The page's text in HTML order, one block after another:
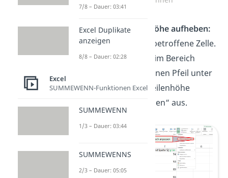
Fixwert der Zeilenhöhe aufheben:
Markiere dafür die betroffene Zelle.
Klicke unter „Start“ im Bereich
„Zellen“ auf den kleinen Pfeil unter
„Format“. Wähle „Zeilenhöhe
automatisch anpassen“ aus.
7/8 – Dauer: 03:41
Excel Duplikate
anzeigen
8/8 – Dauer: 02:28
Excel
SUMMEWENN-Funktionen Excel
SUMMEWENN
1/3 – Dauer: 03:44
SUMMEWENNS
2/3 – Dauer: 05:05